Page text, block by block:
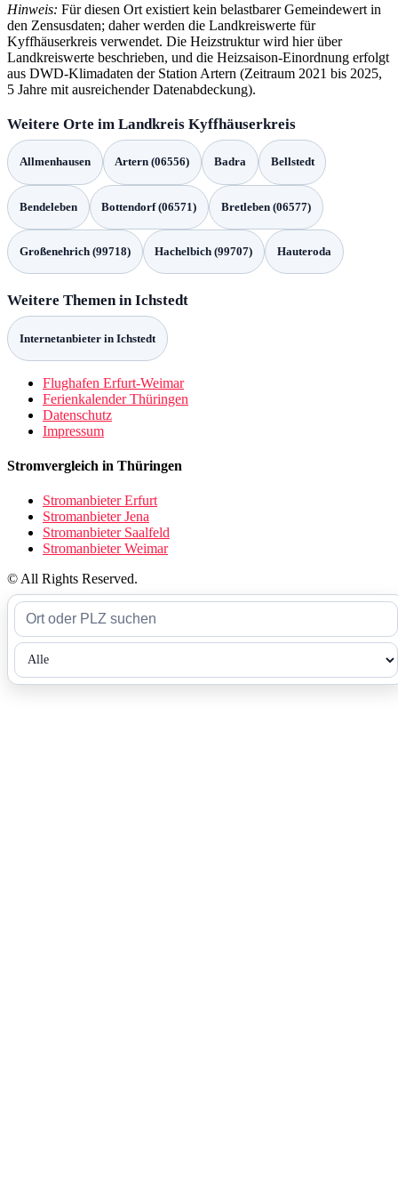
Hinweis: Für diesen Ort existiert kein belastbarer Gemeindewert in
den Zensusdaten; daher werden die Landkreiswerte für
Kyffhäuserkreis verwendet. Die Heizstruktur wird hier über
Landkreiswerte beschrieben, und die Heizsaison‑Einordnung erfolgt
aus DWD‑Klimadaten der Station Artern (Zeitraum 2021 bis 2025,
5 Jahre mit ausreichender Datenabdeckung).
Weitere Orte im Landkreis Kyffhäuserkreis
Allmenhausen Artern (06556) Badra Bellstedt
Bendeleben Bottendorf (06571) Bretleben (06577)
Großenehrich (99718) Hachelbich (99707) Hauteroda
Weitere Themen in Ichstedt
Internetanbieter in Ichstedt
Flughafen Erfurt-Weimar
Ferienkalender Thüringen
Datenschutz
Impressum
Stromvergleich in Thüringen
Stromanbieter Erfurt
Stromanbieter Jena
Stromanbieter Saalfeld
Stromanbieter Weimar
© All Rights Reserved.